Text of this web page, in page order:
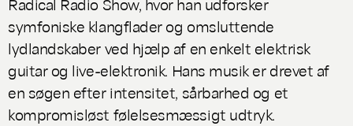
symfoniske klangflader og omsluttende
lydlandskaber ved hjælp af en enkelt elektrisk
guitar og live-elektronik. Hans musik er drevet af
en søgen efter intensitet, sårbarhed og et
kompromisløst følelsesmæssigt udtryk.